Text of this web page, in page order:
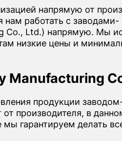
напрямую от
нам работать с заводами-
Co., Ltd.) напрямую. Мы
низкие цены и
Manufacturing
продукции
производителя, в
мы гарантируем делать